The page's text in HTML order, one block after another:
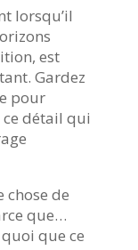
lorsqu’il
est
Gardez
pour
détail qui
de
que…
que ce